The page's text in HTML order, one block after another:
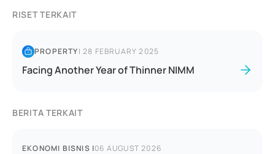
RISET TERKAIT
PROPERTY|28 FEBRUARY 2025
Facing Another Year of Thinner NIMM
BERITA TERKAIT
EKONOMI BISNIS |06 AUGUST 2026